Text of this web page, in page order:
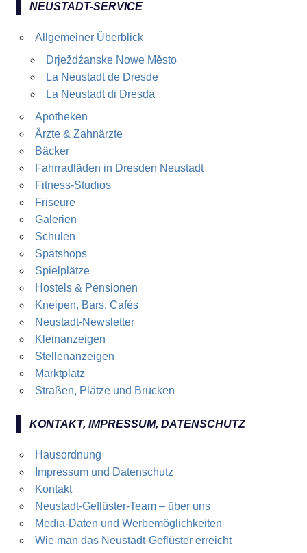
NEUSTADT-SERVICE
Allgemeiner Überblick
Drježdźanske Nowe Město
La Neustadt de Dresde
La Neustadt di Dresda
Apotheken
Ärzte & Zahnärzte
Bäcker
Fahrradläden in Dresden Neustadt
Fitness-Studios
Friseure
Galerien
Schulen
Spätshops
Spielplätze
Hostels & Pensionen
Kneipen, Bars, Cafés
Neustadt-Newsletter
Kleinanzeigen
Stellenanzeigen
Marktplatz
Straßen, Plätze und Brücken
KONTAKT, IMPRESSUM, DATENSCHUTZ
Hausordnung
Impressum und Datenschutz
Kontakt
Neustadt-Geflüster-Team – über uns
Media-Daten und Werbemöglichkeiten
Wie man das Neustadt-Geflüster erreicht